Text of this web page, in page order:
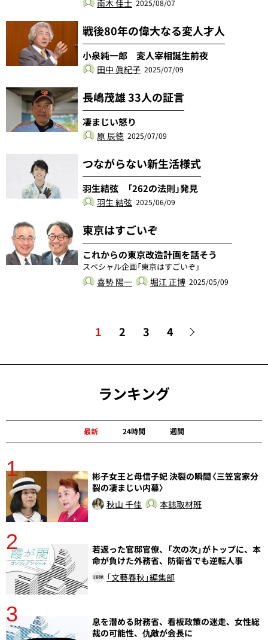
南木 佳士 2025/08/07
戦後80年の偉大なる変人才人
小泉純一郎 変人宰相誕生前夜
田中 眞紀子 2025/07/09
長嶋茂雄 33人の証言
凄まじい怒り
原 辰徳 2025/07/09
つながらない新生活様式
羽生結弦 「262の法則」発見
羽生 結弦 2025/06/09
東京はすごいぞ
これからの東京改造計画を話そう
スペシャル企画「東京はすごいぞ」
喜㔟 陽一 堀江 正博 2025/05/09
1 2 3 4
ランキング
最新 24時間 週間
1
彬子女王と母信子妃 決裂の瞬間〈三笠宮家分
裂の凄まじい内幕〉
秋山 千佳
本誌取材班
2
若返った官邸官僚、「次の次」がトップに、本
命が負けた外務省、防衛省でも逆転人事
「文藝春秋」編集部
3
息を潜める財務省、看板政策の迷走、女性総
裁の可能性、仇敵が会長に